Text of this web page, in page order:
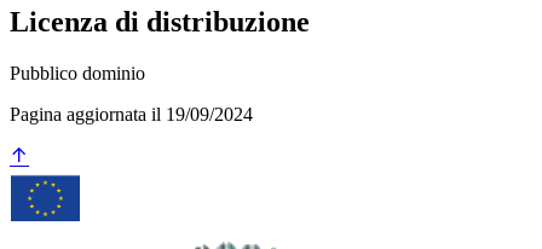
Licenza di distribuzione
Pubblico dominio
Pagina aggiornata il 19/09/2024